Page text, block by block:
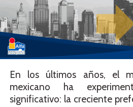
En los últimos años, el
mexicano ha
significativo: la creciente